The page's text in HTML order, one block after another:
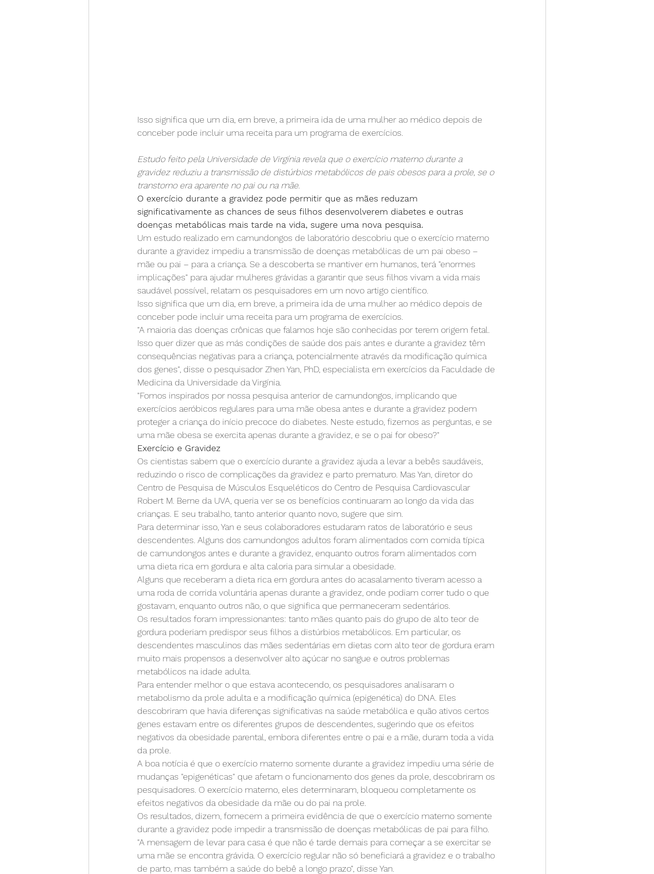
Isso significa que um dia, em breve, a primeira ida de uma mulher ao médico depois de
conceber pode incluir uma receita para um programa de exercícios.
Estudo feito pela Universidade de Virgínia revela que o exercício materno durante a
gravidez reduziu a transmissão de distúrbios metabólicos de pais obesos para a prole, se o
transtorno era aparente no pai ou na mãe.
O exercício durante a gravidez pode permitir que as mães reduzam
significativamente as chances de seus filhos desenvolverem diabetes e outras
doenças metabólicas mais tarde na vida, sugere uma nova pesquisa.
Um estudo realizado em camundongos de laboratório descobriu que o exercício materno
durante a gravidez impediu a transmissão de doenças metabólicas de um pai obeso –
mãe ou pai – para a criança. Se a descoberta se mantiver em humanos, terá "enormes
implicações" para ajudar mulheres grávidas a garantir que seus filhos vivam a vida mais
saudável possível, relatam os pesquisadores em um novo artigo científico.
Isso significa que um dia, em breve, a primeira ida de uma mulher ao médico depois de
conceber pode incluir uma receita para um programa de exercícios.
"A maioria das doenças crônicas que falamos hoje são conhecidas por terem origem fetal.
Isso quer dizer que as más condições de saúde dos pais antes e durante a gravidez têm
consequências negativas para a criança, potencialmente através da modificação química
dos genes", disse o pesquisador Zhen Yan, PhD, especialista em exercícios da Faculdade de
Medicina da Universidade da Virgínia.
"Fomos inspirados por nossa pesquisa anterior de camundongos, implicando que
exercícios aeróbicos regulares para uma mãe obesa antes e durante a gravidez podem
proteger a criança do início precoce do diabetes. Neste estudo, fizemos as perguntas, e se
uma mãe obesa se exercita apenas durante a gravidez, e se o pai for obeso?"
Exercício e Gravidez
Os cientistas sabem que o exercício durante a gravidez ajuda a levar a bebês saudáveis,
reduzindo o risco de complicações da gravidez e parto prematuro. Mas Yan, diretor do
Centro de Pesquisa de Músculos Esqueléticos do Centro de Pesquisa Cardiovascular
Robert M. Berne da UVA, queria ver se os benefícios continuaram ao longo da vida das
crianças. E seu trabalho, tanto anterior quanto novo, sugere que sim.
Para determinar isso, Yan e seus colaboradores estudaram ratos de laboratório e seus
descendentes. Alguns dos camundongos adultos foram alimentados com comida típica
de camundongos antes e durante a gravidez, enquanto outros foram alimentados com
uma dieta rica em gordura e alta caloria para simular a obesidade.
Alguns que receberam a dieta rica em gordura antes do acasalamento tiveram acesso a
uma roda de corrida voluntária apenas durante a gravidez, onde podiam correr tudo o que
gostavam, enquanto outros não, o que significa que permaneceram sedentários.
Os resultados foram impressionantes: tanto mães quanto pais do grupo de alto teor de
gordura poderiam predispor seus filhos a distúrbios metabólicos. Em particular, os
descendentes masculinos das mães sedentárias em dietas com alto teor de gordura eram
muito mais propensos a desenvolver alto açúcar no sangue e outros problemas
metabólicos na idade adulta.
Para entender melhor o que estava acontecendo, os pesquisadores analisaram o
metabolismo da prole adulta e a modificação química (epigenética) do DNA. Eles
descobriram que havia diferenças significativas na saúde metabólica e quão ativos certos
genes estavam entre os diferentes grupos de descendentes, sugerindo que os efeitos
negativos da obesidade parental, embora diferentes entre o pai e a mãe, duram toda a vida
da prole.
A boa notícia é que o exercício materno somente durante a gravidez impediu uma série de
mudanças "epigenéticas" que afetam o funcionamento dos genes da prole, descobriram os
pesquisadores. O exercício materno, eles determinaram, bloqueou completamente os
efeitos negativos da obesidade da mãe ou do pai na prole.
Os resultados, dizem, fornecem a primeira evidência de que o exercício materno somente
durante a gravidez pode impedir a transmissão de doenças metabólicas de pai para filho.
"A mensagem de levar para casa é que não é tarde demais para começar a se exercitar se
uma mãe se encontra grávida. O exercício regular não só beneficiará a gravidez e o trabalho
de parto, mas também a saúde do bebê a longo prazo", disse Yan.